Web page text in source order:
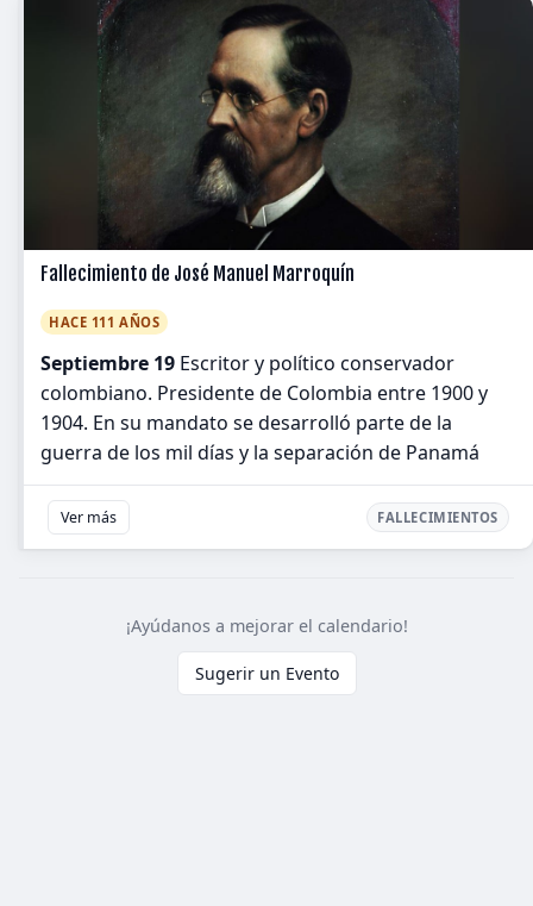
Fallecimiento de José Manuel Marroquín
HACE 111 AÑOS
Septiembre 19 Escritor y político conservador
colombiano. Presidente de Colombia entre 1900 y
1904. En su mandato se desarrolló parte de la
guerra de los mil días y la separación de Panamá
Ver más FALLECIMIENTOS
¡Ayúdanos a mejorar el calendario!
Sugerir un Evento